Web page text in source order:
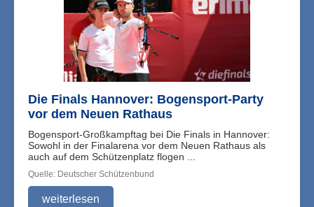
Die Finals Hannover: Bogensport-Party
vor dem Neuen Rathaus
Bogensport-Großkampftag bei Die Finals in Hannover:
Sowohl in der Finalarena vor dem Neuen Rathaus als
auch auf dem Schützenplatz flogen ...
Quelle: Deutscher Schützenbund
weiterlesen